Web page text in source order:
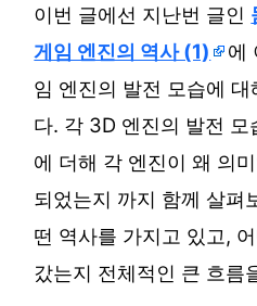
이번 글에선 지난번 글인
게임 엔진의 역사 (1)
에
임 엔진의 발전 모습에
다. 각 3D 엔진의 발전 모
에 더해 각 엔진이 왜 의
되었는지 까지 함께 살펴
떤 역사를 가지고 있고,
갔는지 전체적인 큰 흐름